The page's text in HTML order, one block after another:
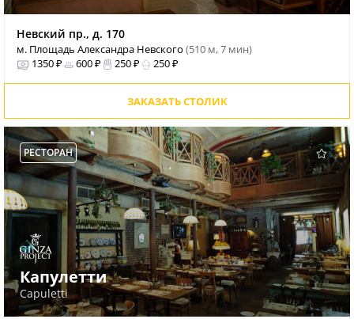
Невский пр., д. 170
м. Площадь Александра Невского (510 м, 7 мин)
1350 ₽
600 ₽ 250 ₽ 250 ₽
ЗАКАЗАТЬ СТОЛИК
РЕСТОРАН
Капулетти
Capuletti